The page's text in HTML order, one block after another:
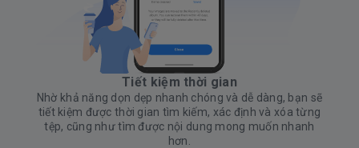
Tiết kiệm thời gian
Nhờ khả năng dọn dẹp nhanh chóng và dễ dàng, bạn sẽ
tiết kiệm được thời gian tìm kiếm, xác định và xóa từng
tệp, cũng như tìm được nội dung mong muốn nhanh
hơn.